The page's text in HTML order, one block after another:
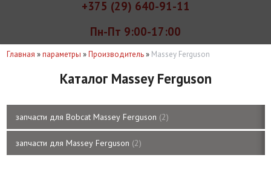
+375 (29) 640-91-11
Пн-Пт 9:00-17:00
Главная »параметры »Производитель» Massey Ferguson
Каталог Massey Ferguson
запчасти для Bobcat Massey Ferguson 2
запчасти для Massey Ferguson 2